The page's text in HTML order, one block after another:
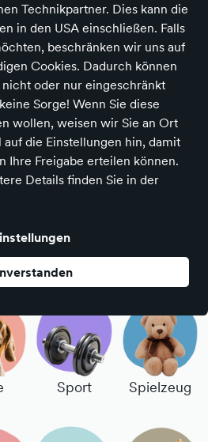
Technikpartner. Dies kann die
in den USA einschließen. Falls
beschränken wir uns auf
Cookies. Dadurch können
oder nur eingeschränkt
Sorge! Wenn Sie diese
wollen, weisen wir Sie an Ort
die Einstellungen hin, damit
Ihre Freigabe erteilen können.
Details finden Sie in der
den Sommer
für warme Tage
entdecken
Produktwelten
Schuhe Bücher
Sport Spielzeug